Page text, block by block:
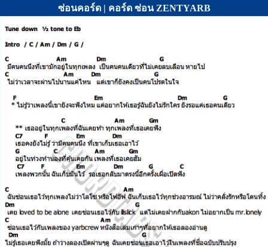
ซ่อนคอร์ด | คอร์ด ซ่อน ZENTYARB